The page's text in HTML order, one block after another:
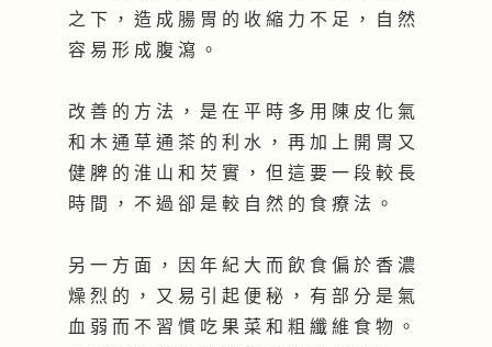
之 下 ， 造 成 腸 胃 的 收 縮 力 不 足 ， 自 然
容 易 形 成 腹 瀉 。
改 善 的 方 法 ， 是 在 平 時 多 用 陳 皮 化 氣
和 木 通 草 通 茶 的 利 水 ， 再 加 上 開 胃 又
健 脾 的 淮 山 和 芡 實 ， 但 這 要 一 段 較 長
時 間 ， 不 過 卻 是 較 自 然 的 食 療 法 。
另 一 方 面 ， 因 年 紀 大 而 飲 食 偏 於 香 濃
燥 烈 的 ， 又 易 引 起 便 秘 ， 有 部 分 是 氣
血 弱 而 不 習 慣 吃 果 菜 和 粗 纖 維 食 物 。